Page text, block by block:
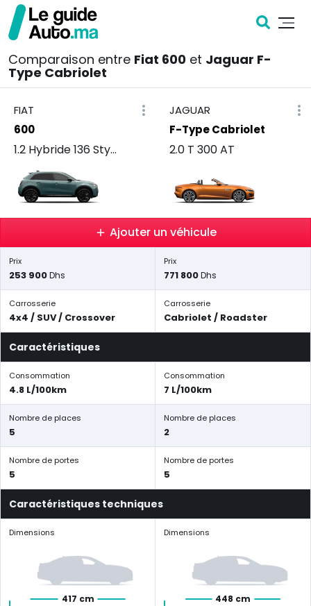
Comparaison entre Fiat 600 et Jaguar F-
Type Cabriolet
FIAT
600
1.2 Hybride 136 Style
JAGUAR
F-Type Cabriolet
2.0 T 300 AT
Ajouter un véhicule
Prix
253 900Dhs
Prix
771 800Dhs
Carrosserie
4x4 / SUV / Crossover
Carrosserie
Cabriolet / Roadster
Caractéristiques
Consommation
4.8 L/100km
Consommation
7 L/100km
Nombre de places
5
Nombre de places
2
Nombre de portes
5
Nombre de portes
5
Caractéristiques techniques
Dimensions
417 cm
Dimensions
448 cm